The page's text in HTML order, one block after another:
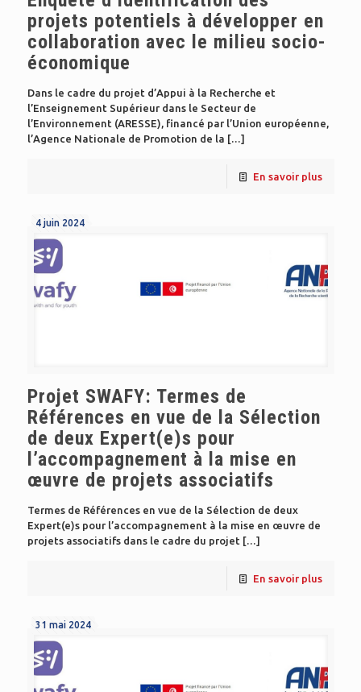
projets potentiels à développer en
collaboration avec le milieu socio-
économique
Dans le cadre du projet d’Appui à la Recherche et
l’Enseignement Supérieur dans le Secteur de
l’Environnement (ARESSE), financé par l’Union européenne,
l’Agence Nationale de Promotion de la […]
En savoir plus
4 juin 2024
Projet SWAFY: Termes de
Références en vue de la Sélection
de deux Expert(e)s pour
l’accompagnement à la mise en
œuvre de projets associatifs
Termes de Références en vue de la Sélection de deux
Expert(e)s pour l’accompagnement à la mise en œuvre de
projets associatifs dans le cadre du projet […]
En savoir plus
31 mai 2024